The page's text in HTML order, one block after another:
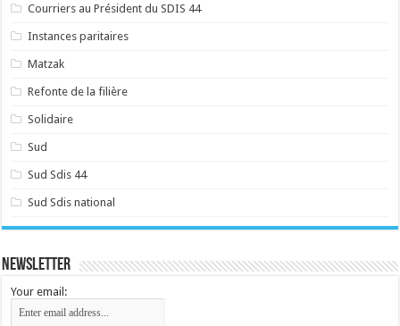
Courriers au Président du SDIS 44
Instances paritaires
Matzak
Refonte de la filière
Solidaire
Sud
Sud Sdis 44
Sud Sdis national
Newsletter
Your email: